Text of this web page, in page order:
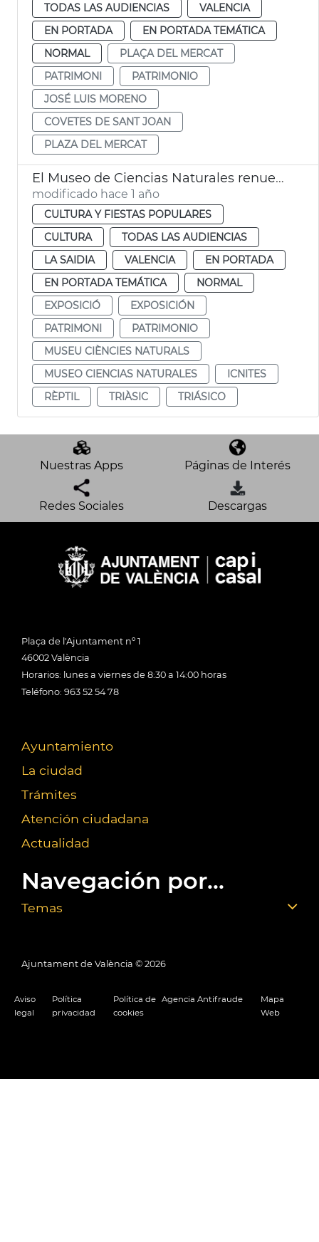
TODAS LAS AUDIENCIAS
VALENCIA
EN PORTADA
EN PORTADA TEMÁTICA
NORMAL
PLAÇA DEL MERCAT
PATRIMONI
PATRIMONIO
JOSÉ LUIS MORENO
COVETES DE SANT JOAN
PLAZA DEL MERCAT
El Museo de Ciencias Naturales renueva parte de su museografía
modificado hace 1 año
CULTURA Y FIESTAS POPULARES
CULTURA
TODAS LAS AUDIENCIAS
LA SAIDIA
VALENCIA
EN PORTADA
EN PORTADA TEMÁTICA
NORMAL
EXPOSICIÓ
EXPOSICIÓN
PATRIMONI
PATRIMONIO
MUSEU CIÈNCIES NATURALS
MUSEO CIENCIAS NATURALES
ICNITES
RÈPTIL
TRIÀSIC TRIÁSICO
Nuestras Apps Páginas de Interés
Redes Sociales Descargas
Plaça de l'Ajuntament nº 1
46002 València
Horarios: lunes a viernes de 8:30 a 14:00 horas
Teléfono: 963 52 54 78
Ayuntamiento
La ciudad
Trámites
Atención ciudadana
Actualidad
Navegación por...
Temas
Ajuntament de València © 2026
Aviso
legal
Política
privacidad
Política de
cookies
Agencia Antifraude
Mapa
Web